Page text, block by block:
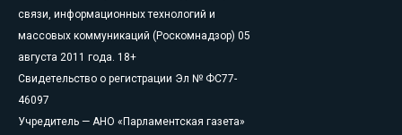
связи, информационных технологий и
массовых коммуникаций (Роскомнадзор) 05
августа 2011 года. 18+
Свидетельство о регистрации Эл № ФС77-
46097
Учредитель — АНО «Парламентская газета»